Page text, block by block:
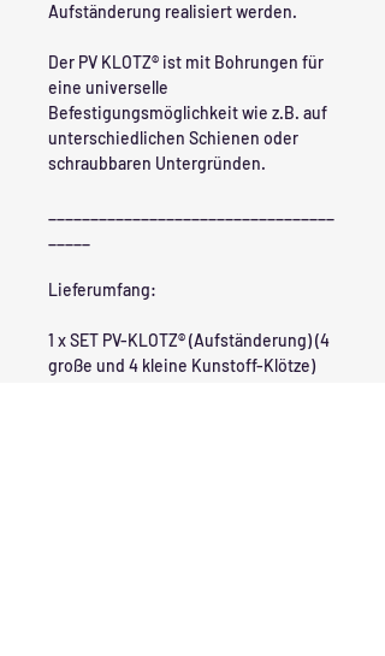
Aufständerung realisiert werden.
Der PV KLOTZ® ist mit Bohrungen für
eine universelle
Befestigungsmöglichkeit wie z.B. auf
unterschiedlichen Schienen oder
schraubbaren Untergründen.
Lieferumfang:
1 x SET PV-KLOTZ® (Aufständerung) (4
große und 4 kleine Kunstoff-Klötze)